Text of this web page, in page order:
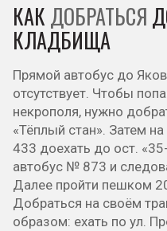
КАК ДОБРАТЬСЯ
КЛАДБИЩА
Прямой автобус до
отсутствует. Чтобы
некрополя, нужно
«Тёплый стан». Затем
433 доехать до ост.
автобус № 873 и
Далее пройти пешком
Добраться на своём
образом: ехать по ул.